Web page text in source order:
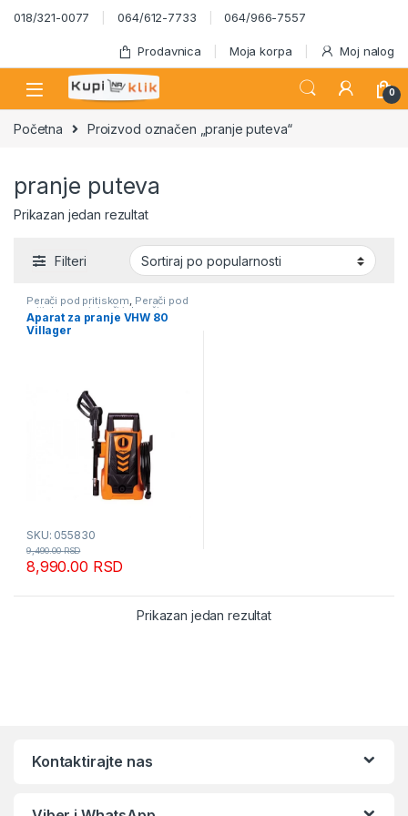
Skip to navigation
Skip to content
018/321-0077 064/612-7733 064/966-7557
Prodavnica Moja korpa Moj nalog
0
Početna Proizvod označen „pranje puteva“
pranje puteva
Prikazan jedan rezultat
Filteri
Perači pod pritiskom, Perači pod
pritiskom usisivači i duvači
Aparat za pranje VHW 80
Villager
SKU: 055830
8,990.00 RSD
9,490.00RSD
Prikazan jedan rezultat
Kontaktirajte nas